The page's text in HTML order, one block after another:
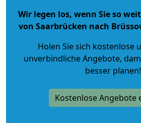
Wir legen los, wenn Sie so
von Saarbrücken nach
Holen Sie sich kostenlose
unverbindliche Angebote,
besser planen!
Kostenlose Angebote